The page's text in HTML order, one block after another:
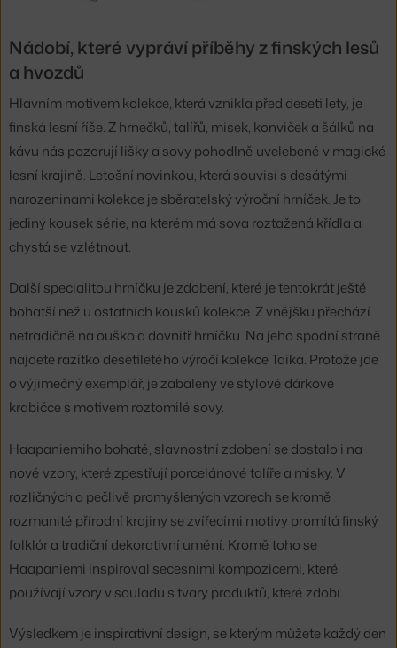
Nádobí, které vypráví příběhy z finských lesů
a hvozdů
Hlavním motivem kolekce, která vznikla před deseti lety, je
finská lesní říše. Z hrnečků, talířů, misek, konviček a šálků na
kávu nás pozorují lišky a sovy pohodlně uvelebené v magické
lesní krajině. Letošní novinkou, která souvisí s desátými
narozeninami kolekce je sběratelský výroční hrníček. Je to
jediný kousek série, na kterém má sova roztažená křídla a
chystá se vzlétnout.
Další specialitou hrníčku je zdobení, které je tentokrát ještě
bohatší než u ostatních kousků kolekce. Z vnějšku přechází
netradičně na ouško a dovnitř hrníčku. Na jeho spodní straně
najdete razítko desetiletého výročí kolekce Taika. Protože jde
o výjimečný exemplář, je zabalený ve stylové dárkové
krabičce s motivem roztomilé sovy.
Haapaniemiho bohaté, slavnostní zdobení se dostalo i na
nové vzory, které zpestřují porcelánové talíře a misky. V
rozličných a pečlivě promyšlených vzorech se kromě
rozmanité přírodní krajiny se zvířecími motivy promítá finský
folklór a tradiční dekorativní umění. Kromě toho se
Haapaniemi inspiroval secesními kompozicemi, které
používají vzory v souladu s tvary produktů, které zdobí.
Výsledkem je inspirativní design, se kterým můžete každý den